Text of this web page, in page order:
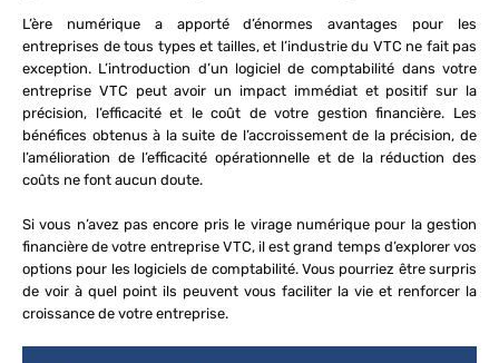
L’ère numérique a apporté d’énormes avantages pour les
entreprises de tous types et tailles, et l’industrie du VTC ne fait pas
exception. L’introduction d’un logiciel de comptabilité dans votre
entreprise VTC peut avoir un impact immédiat et positif sur la
précision, l’efficacité et le coût de votre gestion financière. Les
bénéfices obtenus à la suite de l’accroissement de la précision, de
l’amélioration de l’efficacité opérationnelle et de la réduction des
coûts ne font aucun doute.
Si vous n’avez pas encore pris le virage numérique pour la gestion
financière de votre entreprise VTC, il est grand temps d’explorer vos
options pour les logiciels de comptabilité. Vous pourriez être surpris
de voir à quel point ils peuvent vous faciliter la vie et renforcer la
croissance de votre entreprise.